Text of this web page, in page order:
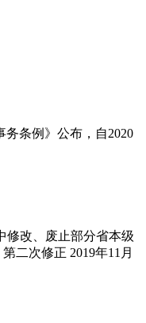
条例》公布，自2020
修改、废止部分省本级
二次修正 2019年11月